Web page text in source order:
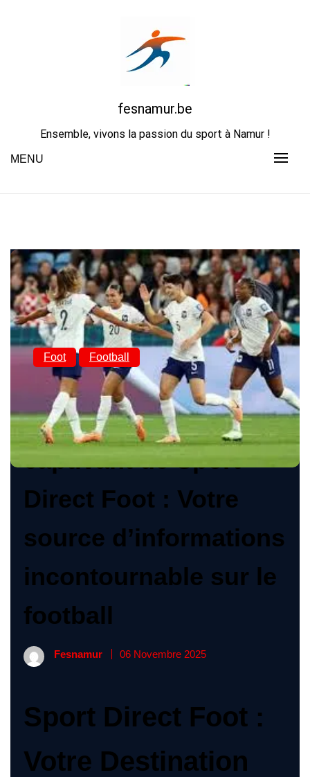
fesnamur.be
Ensemble, vivons la passion du sport à Namur !
MENU
Foot Football
Découvrez l’univers
captivant de Sport
Direct Foot : Votre
source d’informations
incontournable sur le
football
Fesnamur 06 Novembre 2025
Sport Direct Foot :
Votre Destination